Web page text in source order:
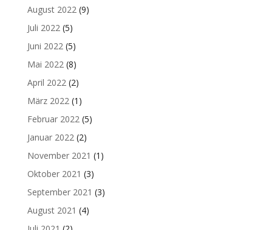
August 2022(9)
Juli 2022(5)
Juni 2022(5)
Mai 2022(8)
April 2022(2)
März 2022(1)
Februar 2022(5)
Januar 2022(2)
November 2021 (1)
Oktober 2021 (3)
September 2021 (3)
August 2021 (4)